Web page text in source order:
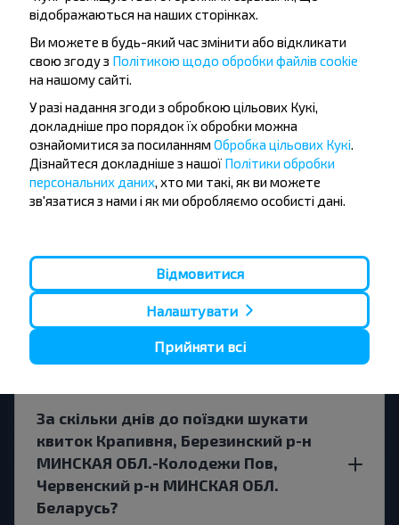
Підписатися
Питання - відповідь
Як придбати квитки на автобус?
Є чи існують обмеження на поїздки
за маршрутом?
За скільки днів до поїздки шукати
квиток Крапивня, Березинский р-н
МИНСКАЯ ОБЛ.-Колодежи Пов,
Червенский р-н МИНСКАЯ ОБЛ.
Беларусь?
відображаються на наших сторінках.
Ви можете в будь-який час змінити або відкликати
свою згоду з Політикою щодо обробки файлів cookie
на нашому сайті.
У разі надання згоди з обробкою цільових Кукі,
докладніше про порядок їх обробки можна
ознайомитися за посиланням Обробка цільових Кукі
Дізнайтеся докладніше з нашої Політики обробки
персональних даних , хто ми такі, як ви можете
зв'язатися з нами і як ми обробляємо особисті дані.
Відмовитися
Налаштувати
Прийняти всі